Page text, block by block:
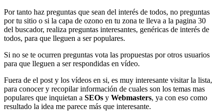
Por tanto haz preguntas que sean del interés de todos, no preguntas
por tu sitio o si la capa de ozono en tu zona te lleva a la pagina 30
del buscador, realiza preguntas interesantes, genéricas de interés de
todos, para que lleguen a ser populares.
Si no se te ocurren preguntas vota las propuestas por otros usuarios
para que lleguen a ser respondidas en vídeo.
Fuera de el post y los vídeos en si, es muy interesante visitar la lista,
para conocer y recopilar información de cuales son los temas mas
populares que inquietan a SEOs y Webmasters, ya con eso como
resultado la idea me parece más que interesante.